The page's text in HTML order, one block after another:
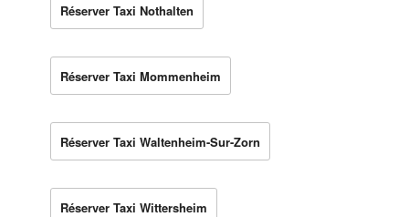
Réserver Taxi Nothalten
Réserver Taxi Mommenheim
Réserver Taxi Waltenheim-Sur-Zorn
Réserver Taxi Wittersheim